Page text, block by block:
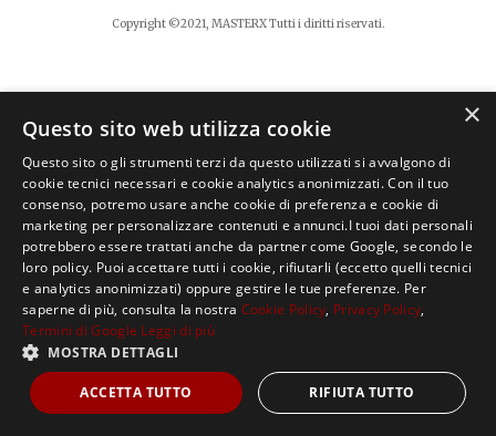
Copyright ©2021, MASTERX Tutti i diritti riservati.
×
Questo sito web utilizza cookie
Questo sito o gli strumenti terzi da questo utilizzati si avvalgono di
cookie tecnici necessari e cookie analytics anonimizzati. Con il tuo
consenso, potremo usare anche cookie di preferenza e cookie di
marketing per personalizzare contenuti e annunci.I tuoi dati personali
potrebbero essere trattati anche da partner come Google, secondo le
loro policy. Puoi accettare tutti i cookie, rifiutarli (eccetto quelli tecnici
e analytics anonimizzati) oppure gestire le tue preferenze. Per
saperne di più, consulta la nostra Cookie Policy, Privacy Policy,
Termini di Google Leggi di più
MOSTRA DETTAGLI
ACCETTA TUTTO RIFIUTA TUTTO